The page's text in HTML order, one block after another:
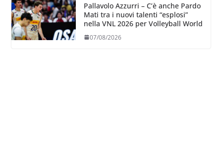
Pallavolo Azzurri – C’è anche Pardo
Mati tra i nuovi talenti “esplosi”
nella VNL 2026 per Volleyball World
07/08/2026